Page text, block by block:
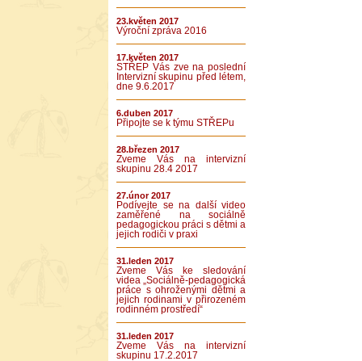
23.květen 2017
Výroční zpráva 2016
17.květen 2017
STŘEP Vás zve na poslední
Intervizní skupinu před létem,
dne 9.6.2017
6.duben 2017
Připojte se k týmu STŘEPu
28.březen 2017
Zveme Vás na intervizní
skupinu 28.4 2017
27.únor 2017
Podívejte se na další video
zaměřené na sociálně
pedagogickou práci s dětmi a
jejich rodiči v praxi
31.leden 2017
Zveme Vás ke sledování
videa „Sociálně-pedagogická
práce s ohroženými dětmi a
jejich rodinami v přirozeném
rodinném prostředí“
31.leden 2017
Zveme Vás na intervizní
skupinu 17.2.2017